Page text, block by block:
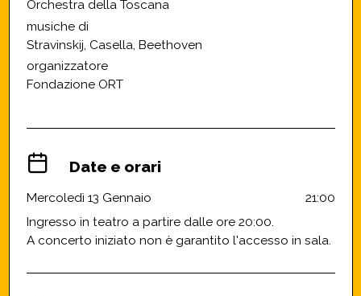
Orchestra della Toscana
musiche di
Stravinskij, Casella, Beethoven
organizzatore
Fondazione ORT
Date e orari
Mercoledì 13 Gennaio
21:00
Ingresso in teatro a partire dalle ore 20:00.
A concerto iniziato non è garantito l'accesso in sala.